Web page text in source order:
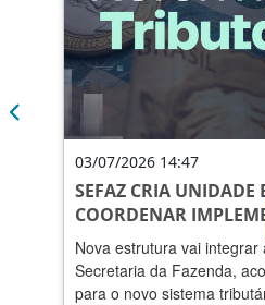
03/07/2026 14:47
SEFAZ CRIA UNIDADE
COORDENAR
REFORMA
SANTO
Nova estrutura vai
Secretaria da Fazenda,
para o novo sistema